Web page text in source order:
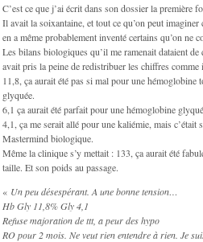
C’est ce que j’ai écrit dans son dossier la première
Il avait la soixantaine, et tout ce qu’on peut
en a même probablement inventé certains qu’on ne
Les bilans biologiques qu’il me ramenait dataient
avait pris la peine de redistribuer les chiffres comme
11,8, ça aurait été pas si mal pour une
glyquée.
6,1 ça aurait été parfait pour une hémoglobine
4,1, ça me serait allé pour une kaliémie, mais c’était
Mastermind biologique.
Même la clinique s’y mettait : 133, ça aurait été
taille. Et son poids au passage.
« Un peu désespérant. A une bonne tension…
Hb Gly 11,8% Gly 4,1
Refuse majoration de ttt, a peur des hypo
RO pour 2 mois. Ne veut rien entendre à rien. Je